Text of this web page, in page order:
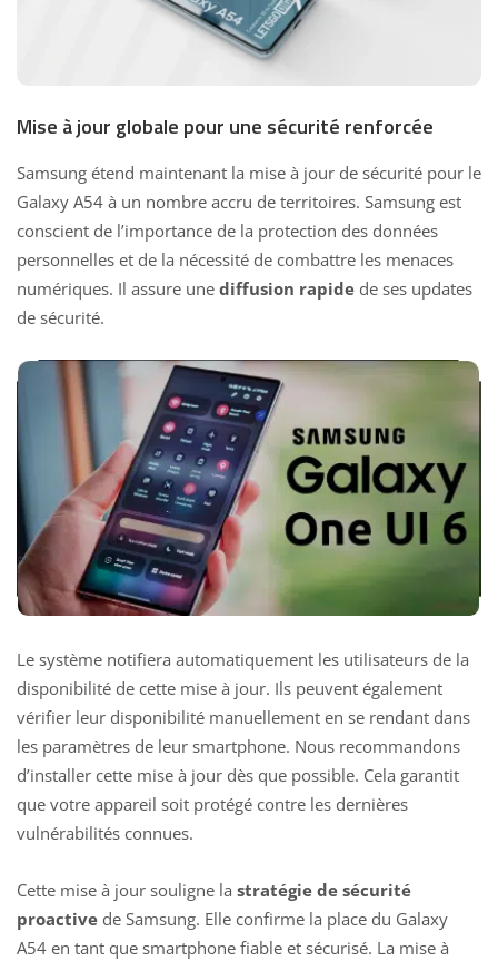
Mise à jour globale pour une sécurité renforcée
Samsung étend maintenant la mise à jour de sécurité pour le
Galaxy A54 à un nombre accru de territoires. Samsung est
conscient de l’importance de la protection des données
personnelles et de la nécessité de combattre les menaces
numériques. Il assure une diffusion rapide de ses updates
de sécurité.
Le système notifiera automatiquement les utilisateurs de la
disponibilité de cette mise à jour. Ils peuvent également
vérifier leur disponibilité manuellement en se rendant dans
les paramètres de leur smartphone. Nous recommandons
d’installer cette mise à jour dès que possible. Cela garantit
que votre appareil soit protégé contre les dernières
vulnérabilités connues.
Cette mise à jour souligne la stratégie de sécurité
proactive de Samsung. Elle confirme la place du Galaxy
A54 en tant que smartphone fiable et sécurisé. La mise à